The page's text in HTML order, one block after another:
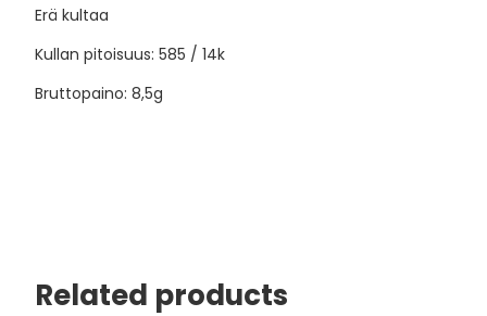
Erä kultaa
Kullan pitoisuus: 585 / 14k
Bruttopaino: 8,5g
Related products